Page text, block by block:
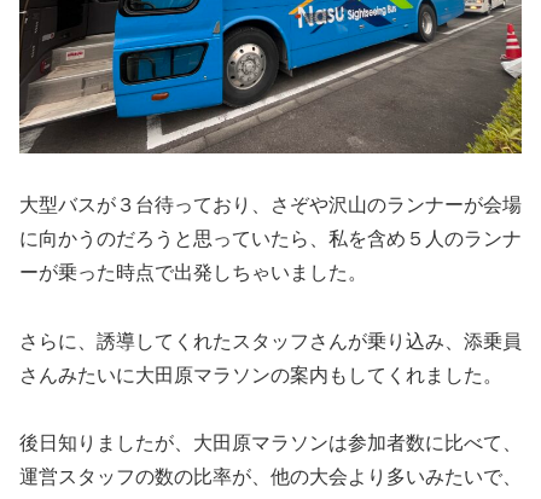
大型バスが３台待っており、さぞや沢山のランナーが会場
に向かうのだろうと思っていたら、私を含め５人のランナ
ーが乗った時点で出発しちゃいました。
さらに、誘導してくれたスタッフさんが乗り込み、添乗員
さんみたいに大田原マラソンの案内もしてくれました。
後日知りましたが、大田原マラソンは参加者数に比べて、
運営スタッフの数の比率が、他の大会より多いみたいで、